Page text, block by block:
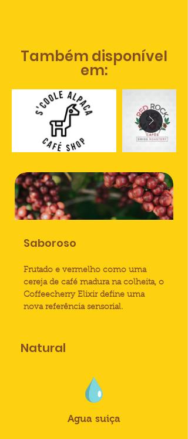
Também disponível
em:
Saboroso
Frutado e vermelho como uma
cereja de café madura na colheita, o
Coffeecherry Elixir define uma
nova referência sensorial.
Natural
Agua suiça